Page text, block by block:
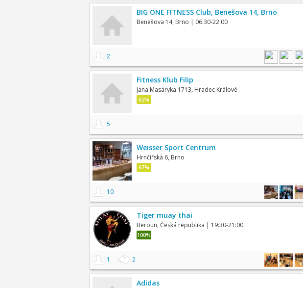
BIG ONE FITNESS Club, Benešova 14, Brno
Benešova 14, Brno | 06:30-22:00
2
Fitness Klub Filip
Jana Masaryka 1713, Hradec Králové
62%
5
Weisser Sport Centrum
Hrnčířská 6, Brno
67%
10
Tiger muay thai
Beroun, Česká republika | 19:30-21:00
100%
1 2
Adidas